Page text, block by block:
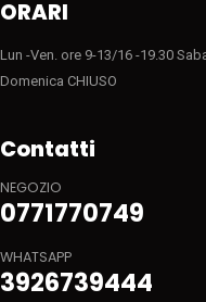
ORARI
Lun -Ven. ore 9-13/16 -19.30
Domenica CHIUSO
Contatti
NEGOZIO
0771770749
WHATSAPP
3926739444